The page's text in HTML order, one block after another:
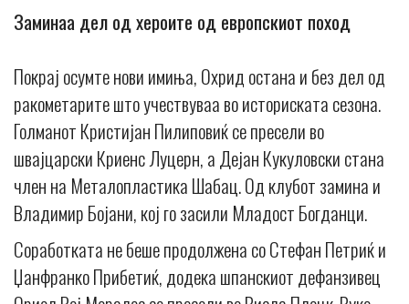
Заминаа дел од хероите од европскиот поход
Покрај осумте нови имиња, Охрид остана и без дел од
ракометарите што учествуваа во историската сезона.
Голманот Кристијан Пилиповиќ се пресели во
швајцарски Криенс Луцерн, а Дејан Кукуловски стана
член на Металопластика Шабац. Од клубот замина и
Владимир Бојани, кој го засили Младост Богданци.
Соработката не беше продолжена со Стефан Петриќ и
Џанфранко Прибетиќ, додека шпанскиот дефанзивец